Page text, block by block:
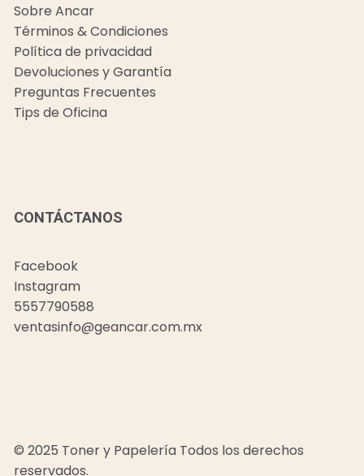
Sobre Ancar
Términos & Condiciones
Política de privacidad
Devoluciones y Garantía
Preguntas Frecuentes
Tips de Oficina
CONTÁCTANOS
Facebook
Instagram
5557790588
ventasinfo@geancar.com.mx
© 2025 Toner y Papelería Todos los derechos
reservados.